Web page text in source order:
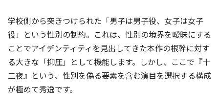
学校側から突きつけられた「男子は男子役、女子は女子
役」という性別の制約。これは、性別の境界を曖昧にする
ことでアイデンティティを見出してきた本作の根幹に対す
る大きな「抑圧」として機能します。しかし、ここで『十
二夜』という、性別を偽る要素を含む演目を選択する構成
が極めて秀逸です。